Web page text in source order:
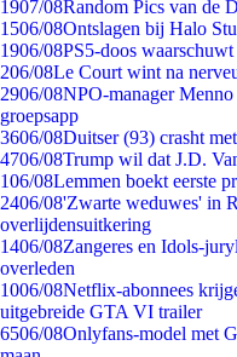
1907/08Random Pics van de
1506/08Ontslagen bij Halo
1906/08PS5-doos
206/08Le Court wint na
2906/08NPO-manager
groepsapp
3606/08Duitser (93) crasht
4706/08Trump wil dat J.D.
106/08Lemmen boekt eerste
2406/08'Zwarte weduwes' in
overlijdensuitkering
1406/08Zangeres en Idols-
overleden
1006/08Netflix-abonnees
uitgebreide GTA VI trailer
6506/08Onlyfans-model met